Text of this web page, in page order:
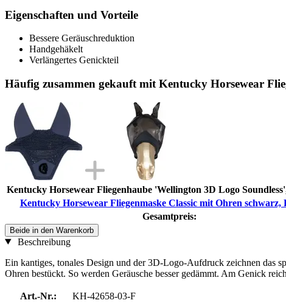
Eigenschaften und Vorteile
Bessere Geräuschreduktion
Handgehäkelt
Verlängertes Genickteil
Häufig zusammen gekauft mit Kentucky Horsewear
Kentucky Horsewear Fliegenhaube 'Wellington 3D Logo
Kentucky Horsewear Fliegenmaske Classic mit Ohren schwarz,
Gesamtpreis:
Beide in den Warenkorb
Beschreibung
Ein kantiges, tonales Design und der 3D-Logo-Aufdruck zeichnen das
Ohren bestückt. So werden Geräusche besser gedämmt. Am Genick
Art.-Nr.:
KH-42658-03-F